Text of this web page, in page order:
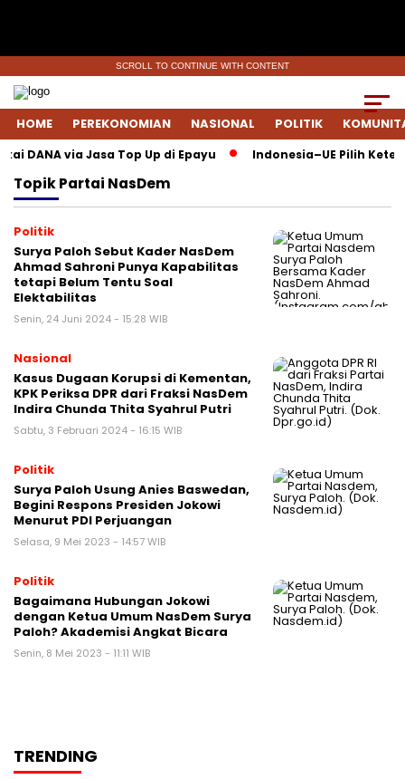
SCROLL TO CONTINUE WITH CONTENT
HOME PEREKONOMIAN NASIONAL POLITIK
DANA via Jasa Top Up di Epayu Indonesia–UE Pilih
TopikPartai NasDem
Politik
Surya Paloh Sebut Kader NasDem
Ahmad Sahroni Punya Kapabilitas
tetapi Belum Tentu Soal
Elektabilitas
Senin, 24 Juni 2024 - 15:28 WIB
Nasional
Kasus Dugaan Korupsi di Kementan,
KPK Periksa DPR dari Fraksi NasDem
Indira Chunda Thita Syahrul Putri
Sabtu, 3 Februari 2024 - 16:15 WIB
Politik
Surya Paloh Usung Anies Baswedan,
Begini Respons Presiden Jokowi
Menurut PDI Perjuangan
Selasa, 9 Mei 2023 - 14:57 WIB
Politik
Bagaimana Hubungan Jokowi
dengan Ketua Umum NasDem Surya
Paloh? Akademisi Angkat Bicara
Senin, 8 Mei 2023 - 11:11 WIB
TRENDING